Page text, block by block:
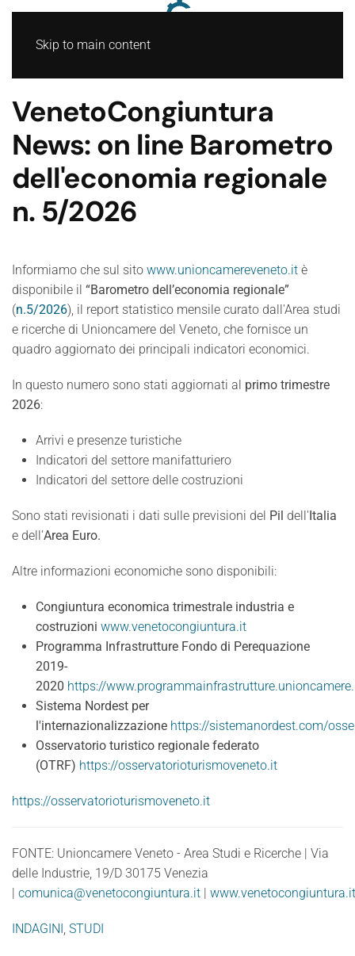
Skip to main content
VenetoCongiuntura
News: on line Barometro
dell'economia regionale
n. 5/2026
Informiamo che sul sito www.unioncamereveneto.it è
disponibile il “Barometro dell’economia regionale”
(n.5/2026), il report statistico mensile curato dall'Area studi
e ricerche di Unioncamere del Veneto, che fornisce un
quadro aggiornato dei principali indicatori economici.
In questo numero sono stati aggiornati al primo trimestre
2026:
Arrivi e presenze turistiche
Indicatori del settore manifatturiero
Indicatori del settore delle costruzioni
Sono stati revisionati i dati sulle previsioni del Pil dell'Italia
e dell'Area Euro.
Altre informazioni economiche sono disponibili:
Congiuntura economica trimestrale industria e
costruzioni www.venetocongiuntura.it
Programma Infrastrutture Fondo di Perequazione
2019-
2020 https://
Sistema Nordest per
l'internazionalizzazione https://sistemanordest.com/
Osservatorio turistico regionale federato
(OTRF) https://osservatorioturismoveneto.it
https://osservatorioturismoveneto.it
FONTE: Unioncamere Veneto - Area Studi e Ricerche | Via
delle Industrie, 19/D 30175 Venezia
| comunica@venetocongiuntura.it | www.venetocongiuntura.it
INDAGINI, STUDI